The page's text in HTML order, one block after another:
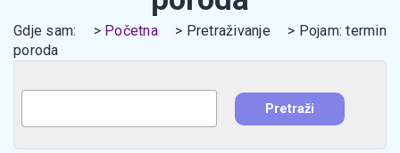
Gdje sam: Početna Pretraživanje
Pojam: termin
poroda